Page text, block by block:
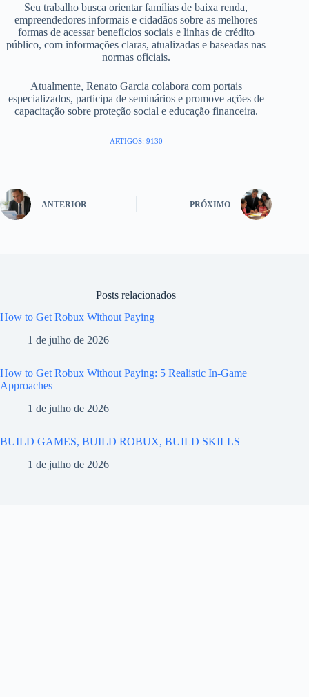
Seu trabalho busca orientar famílias de baixa renda,
empreendedores informais e cidadãos sobre as melhores
formas de acessar benefícios sociais e linhas de crédito
público, com informações claras, atualizadas e baseadas nas
normas oficiais.
Atualmente, Renato Garcia colabora com portais
especializados, participa de seminários e promove ações de
capacitação sobre proteção social e educação financeira.
ARTIGOS: 9130
ANTERIOR PRÓXIMO
Posts relacionados
How to Get Robux Without Paying
1 de julho de 2026
How to Get Robux Without Paying: 5 Realistic In-Game
Approaches
1 de julho de 2026
BUILD GAMES, BUILD ROBUX, BUILD SKILLS
1 de julho de 2026